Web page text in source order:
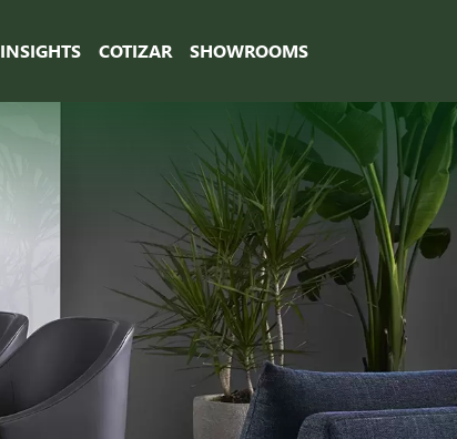
INSIGHTS COTIZAR SHOWROOMS